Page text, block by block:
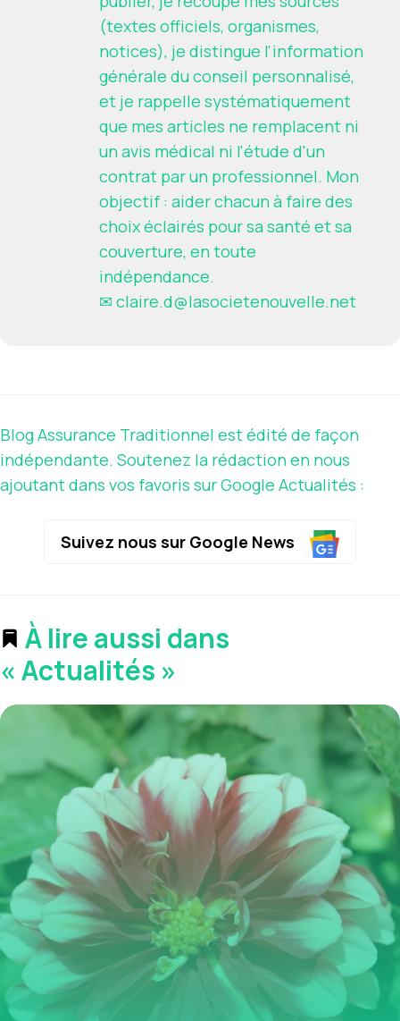
(textes officiels, organismes,
notices), je distingue l'information
générale du conseil personnalisé,
et je rappelle systématiquement
que mes articles ne remplacent ni
un avis médical ni l'étude d'un
contrat par un professionnel. Mon
objectif : aider chacun à faire des
choix éclairés pour sa santé et sa
couverture, en toute
indépendance.
✉ claire.d@lasocietenouvelle.net
Blog Assurance Traditionnel est édité de façon
indépendante. Soutenez la rédaction en nous
ajoutant dans vos favoris sur Google Actualités :
Suivez nous sur Google News
À lire aussi dans
« Actualités »